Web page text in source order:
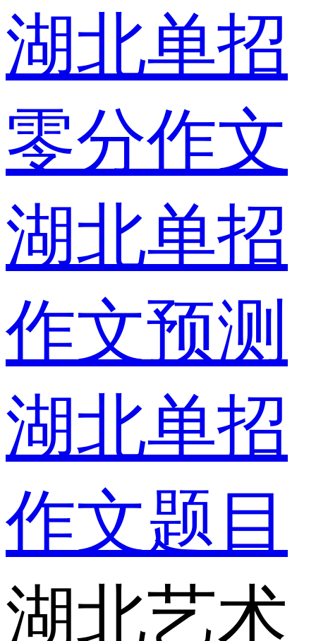
湖北单招
零分作文
湖北单招
作文预测
湖北单招
作文题目
湖北艺术